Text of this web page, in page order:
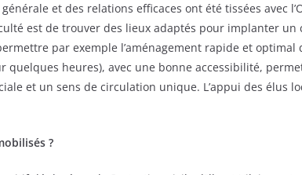
et des relations efficaces ont été tissées avec
est de trouver des lieux adaptés pour implanter un
par exemple l’aménagement rapide et optimal
quelques heures), avec une bonne accessibilité,
et un sens de circulation unique. L’appui des élus
?